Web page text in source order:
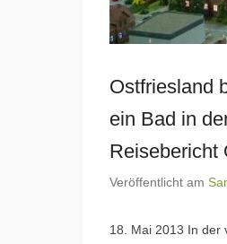
Ostfriesland
ein Bad in
Reisebericht
Veröffentlicht am
18. Mai 2013 In der